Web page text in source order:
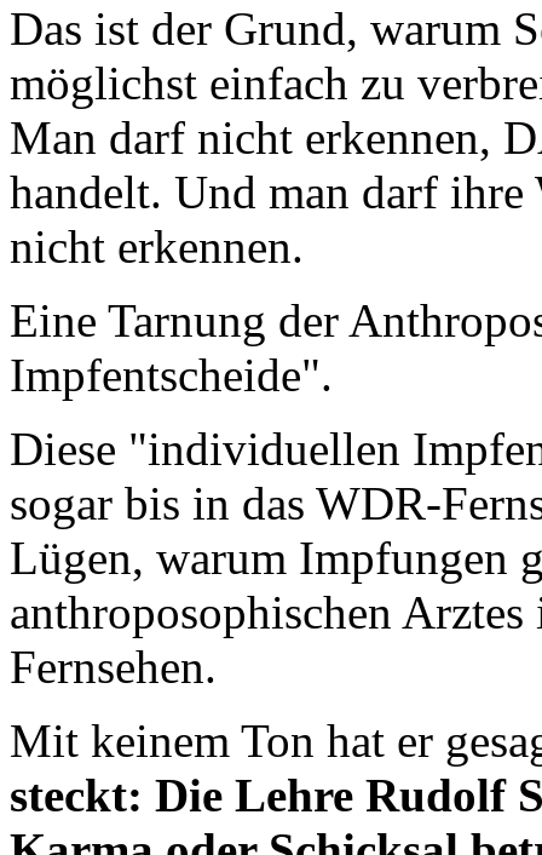
Das ist der Grund, warum
möglichst einfach zu
Man darf nicht erkennen,
handelt. Und man darf
nicht erkennen.
Eine Tarnung der
Impfentscheide".
Diese "individuellen
sogar bis in das WDR-
Lügen, warum Impfungen
anthroposophischen
Fernsehen.
Mit keinem Ton hat er
steckt: Die Lehre Rudolf